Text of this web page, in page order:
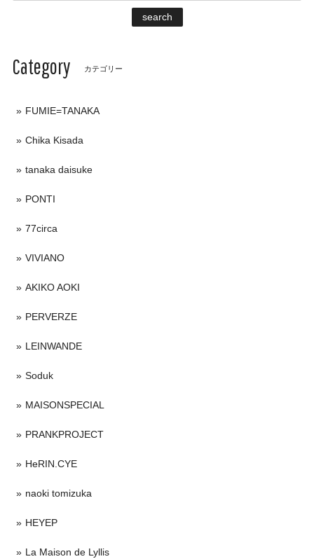
search
Category カテゴリー
FUMIE=TANAKA
Chika Kisada
tanaka daisuke
PONTI
77circa
VIVIANO
AKIKO AOKI
PERVERZE
LEINWANDE
Soduk
MAISONSPECIAL
PRANKPROJECT
HeRIN.CYE
naoki tomizuka
HEYEP
La Maison de Lyllis